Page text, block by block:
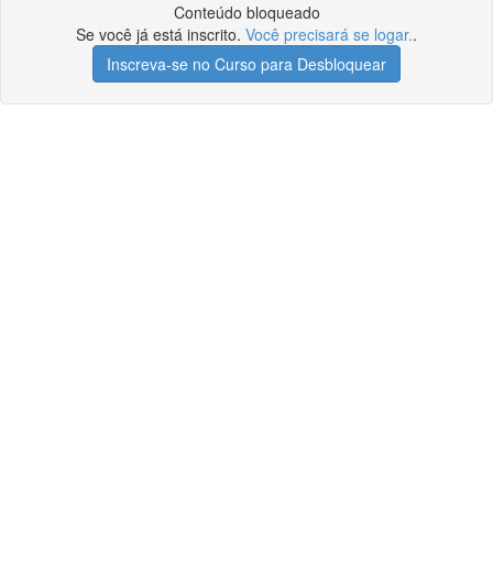
Conteúdo bloqueado
Se você já está inscrito. Você precisará se logar..
Inscreva-se no Curso para Desbloquear